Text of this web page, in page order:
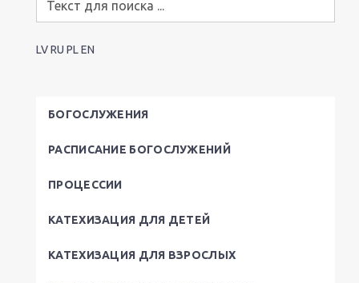
LVRU PLEN
БОГОСЛУЖЕНИЯ
РАСПИСАНИЕ БОГОСЛУЖЕНИЙ
ПРОЦЕССИИ
КАТЕХИЗАЦИЯ ДЛЯ ДЕТЕЙ
КАТЕХИЗАЦИЯ ДЛЯ ВЗРОСЛЫХ